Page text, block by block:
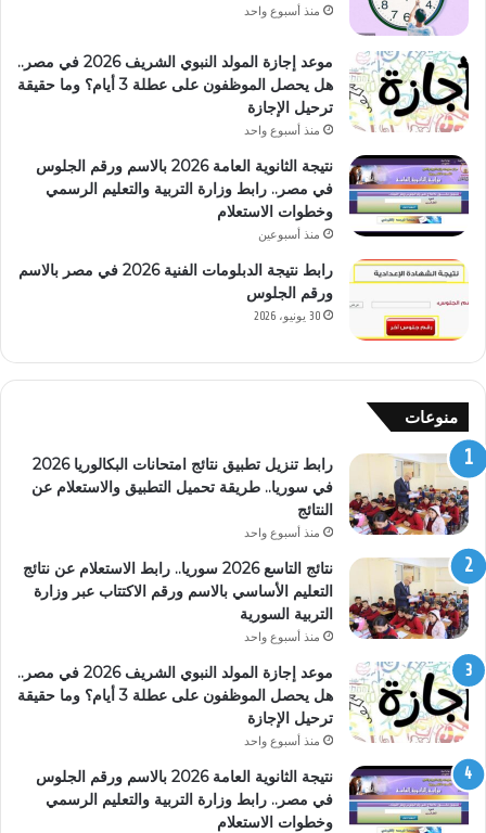
منذ أسبوع واحد
موعد إجازة المولد النبوي الشريف 2026 في مصر..
هل يحصل الموظفون على عطلة 3 أيام؟ وما حقيقة
ترحيل الإجازة
منذ أسبوع واحد
نتيجة الثانوية العامة 2026 بالاسم ورقم الجلوس
في مصر.. رابط وزارة التربية والتعليم الرسمي
وخطوات الاستعلام
منذ أسبوعين
رابط نتيجة الدبلومات الفنية 2026 في مصر بالاسم
ورقم الجلوس
30 يونيو، 2026
منوعات
رابط تنزيل تطبيق نتائج امتحانات البكالوريا 2026
في سوريا.. طريقة تحميل التطبيق والاستعلام عن
النتائج
منذ أسبوع واحد
نتائج التاسع 2026 سوريا.. رابط الاستعلام عن نتائج
التعليم الأساسي بالاسم ورقم الاكتتاب عبر وزارة
التربية السورية
منذ أسبوع واحد
موعد إجازة المولد النبوي الشريف 2026 في مصر..
هل يحصل الموظفون على عطلة 3 أيام؟ وما حقيقة
ترحيل الإجازة
منذ أسبوع واحد
نتيجة الثانوية العامة 2026 بالاسم ورقم الجلوس
في مصر.. رابط وزارة التربية والتعليم الرسمي
وخطوات الاستعلام